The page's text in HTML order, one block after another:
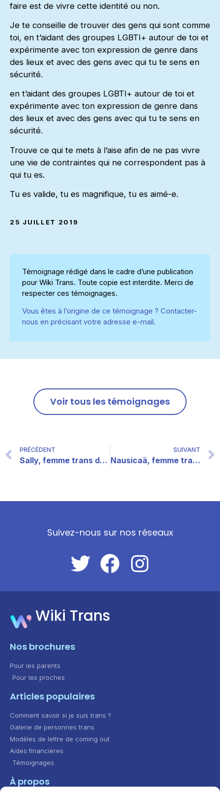
faire est de vivre cette identité ou non.
Je te conseille de trouver des gens qui sont comme
toi, en t’aidant des groupes LGBTI+ autour de toi et
expérimente avec ton expression de genre dans
des lieux et avec des gens avec qui tu te sens en
sécurité.
en t’aidant des groupes LGBTI+ autour de toi et
expérimente avec ton expression de genre dans
des lieux et avec des gens avec qui tu te sens en
sécurité.
Trouve ce qui te mets à l’aise afin de ne pas vivre
une vie de contraintes qui ne correspondent pas à
qui tu es.
Tu es valide, tu es magnifique, tu es aimé-e.
25 JUILLET 2019
Témoignage rédigé dans le cadre d’une publication
pour Wiki Trans. Toute copie est interdite. Merci de
respecter ces témoignages.
Vous êtes à l’origine de ce témoignage ? Contacter-
nous en précisant votre adresse e-mail.
Voir tous les témoignages
PRÉCÉDENT
Sally, femme trans de 31 ans
SUIVANT
Nausicaä, femme trans de 22 ans
Suivez-nous sur nos réseaux
Wiki Trans
Nos brochures
Pour les parents
Pour les proches
Articles populaires
Comment savoir si je suis trans ?
Galerie de personnes trans
Modèles de lettre de coming out
Aides financières
Témoignages
À propos